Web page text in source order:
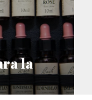
la